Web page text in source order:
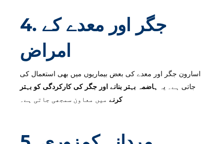
4. جگر اور معدے کے
امراض
اسارون جگر اور معدے کی بعض بیماریوں میں بھی استعمال کی
جاتی ہے۔ یہ ہاضمہ بہتر بنانے اور جگر کی کارکردگی کو بہتر
کرنے میں معاون سمجھی جاتی ہے۔